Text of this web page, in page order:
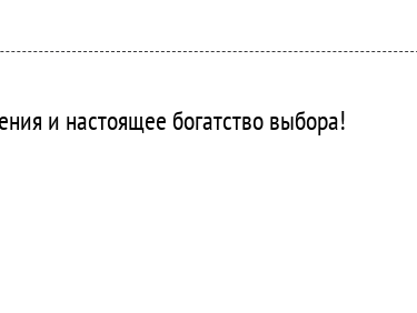
и настоящее богатство выбора!